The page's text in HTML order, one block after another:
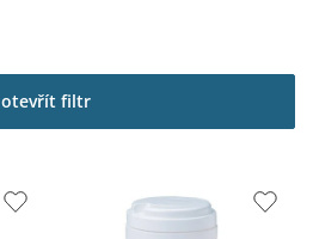
otevřít filtr